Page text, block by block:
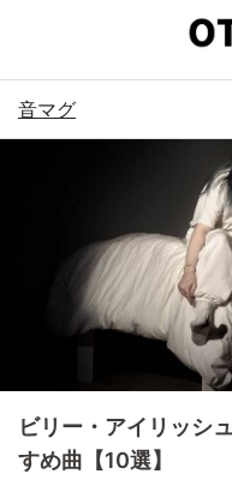
音マグ
ビリー・アイリッシ
すめ曲【10選】